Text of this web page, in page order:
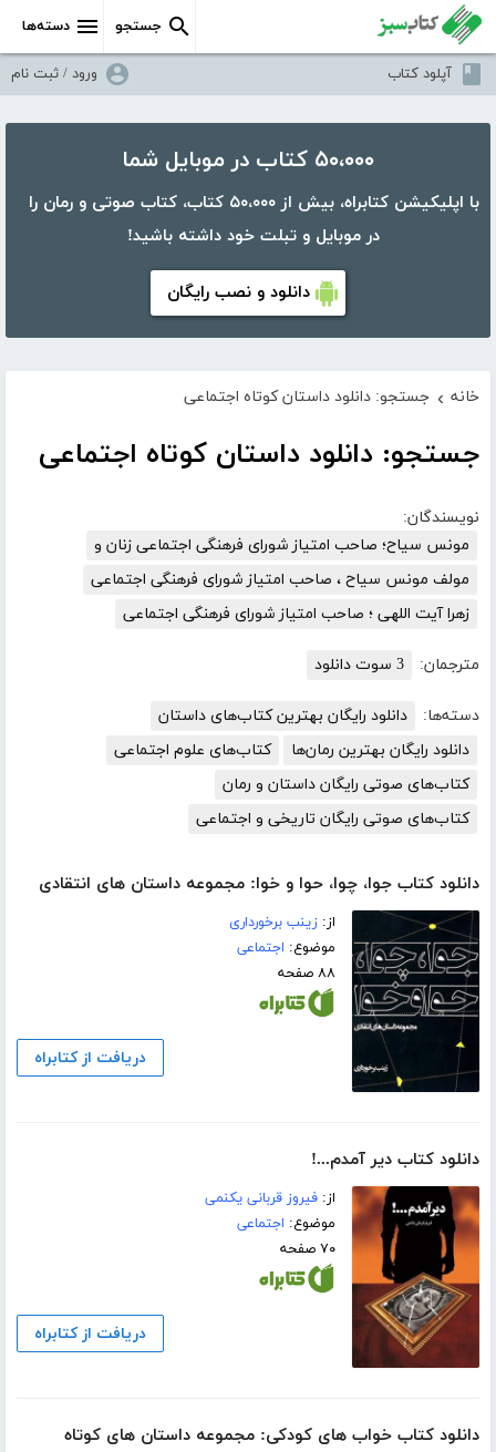
دسته‌ها جستجو
آپلود کتاب ورود / ثبت نام
۵۰،۰۰۰ کتاب در موبایل شما
با اپلیکیشن کتابراه، بیش از ۵۰،۰۰۰ کتاب، کتاب صوتی و رمان را
در موبایل و تبلت خود داشته باشید!
دانلود و نصب رایگان
خانه › جستجو: دانلود داستان کوتاه اجتماعی
جستجو: دانلود داستان کوتاه اجتماعی
نویسندگان:
مونس سیاح؛ صاحب امتیاز شورای فرهنگی اجتماعی زنان و
مولف مونس سیاح ، صاحب امتیاز شورای فرهنگی اجتماعی
زهرا آیت اللهی ؛ صاحب امتیاز شورای فرهنگی اجتماعی
مترجمان: 3 سوت دانلود
دسته‌ها:
دانلود رایگان بهترین کتاب‌های داستان
دانلود رایگان بهترین رمان‌ها
کتاب‌های علوم اجتماعی
کتاب‌های صوتی رایگان داستان و رمان
کتاب‌های صوتی رایگان تاریخی و اجتماعی
دانلود کتاب جوا، چوا، حوا و خوا: مجموعه داستان های انتقادی
از:زینب برخورداری
موضوع: اجتماعی
۸۸ صفحه
دریافت از کتابراه
دانلود کتاب دیر آمدم...!
از:فیروز قربانی یکنمی
موضوع: اجتماعی
۷۰ صفحه
دریافت از کتابراه
دانلود کتاب خواب های کودکی: مجموعه داستان های کوتاه